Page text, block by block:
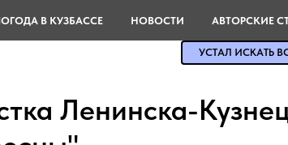
Ленинска-
В КУЗБАССЕ НОВОСТИ АВТОРСКИЕ
УСТАЛ ИСКАТЬ